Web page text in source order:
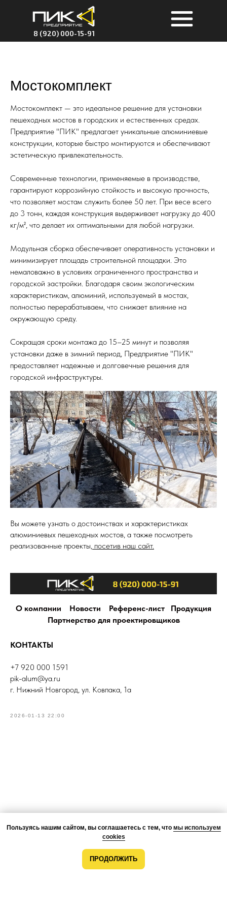
8 (920) 000-15-91
Мостокомплект
Мостокомплект — это идеальное решение для установки
пешеходных мостов в городских и естественных средах.
Предприятие "ПИК" предлагает уникальные алюминиевые
конструкции, которые быстро монтируются и обеспечивают
эстетическую привлекательность.
Современные технологии, применяемые в производстве,
гарантируют коррозийную стойкость и высокую прочность,
что позволяет мостам служить более 50 лет. При весе всего
до 3 тонн, каждая конструкция выдерживает нагрузку до 400
кг/м², что делает их оптимальными для любой нагрузки.
Модульная сборка обеспечивает оперативность установки и
минимизирует площадь строительной площадки. Это
немаловажно в условиях ограниченного пространства и
городской застройки. Благодаря своим экологическим
характеристикам, алюминий, используемый в мостах,
полностью перерабатываем, что снижает влияние на
окружающую среду.
Сокращая сроки монтажа до 15–25 минут и позволяя
установки даже в зимний период, Предприятие "ПИК"
предоставляет надежные и долговечные решения для
городской инфраструктуры.
Вы можете узнать о достоинствах и характеристиках
алюминиевых пешеходных мостов, а также посмотреть
реализованные проекты, посетив наш сайт.
О компании Новости Референс-лист
Продукция
Партнерство для проектировщиков
КОНТАКТЫ
+7 920 000 1591
pik-alum@ya.ru
г. Нижний Новгород, ул. Ковпака, 1а
2026-01-13 22:00
Пользуясь нашим сайтом, вы соглашаетесь с тем, что мы используем
cookies
ПРОДОЛЖИТЬ